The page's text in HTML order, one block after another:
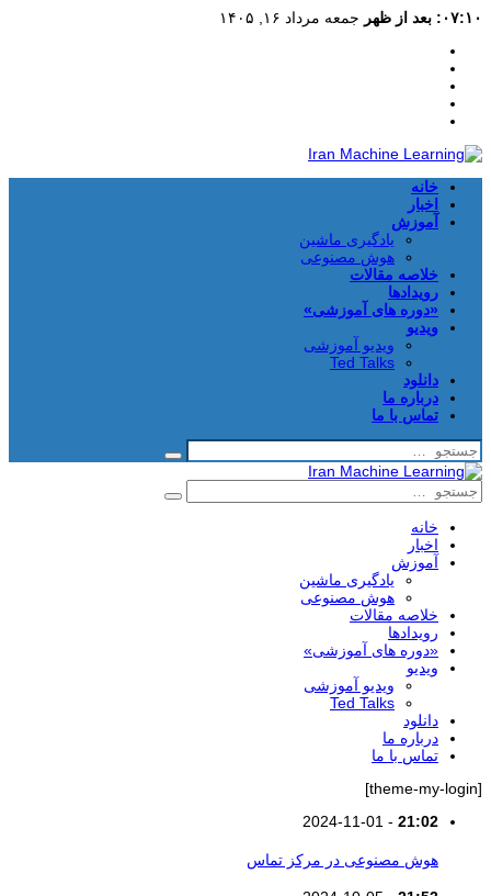
۰۷:۱۰: بعد از ظهر جمعه مرداد ۱۶, ۱۴۰۵
خانه
اخبار
آموزش
یادگیری ماشین
هوش مصنوعی
خلاصه مقالات
رویدادها
«دوره های آموزشی»
ویدیو
ویدیو آموزشی
Ted Talks
دانلود
درباره ما
تماس با ما
جستجو
جستجو
خانه
اخبار
آموزش
یادگیری ماشین
هوش مصنوعی
خلاصه مقالات
رویدادها
«دوره های آموزشی»
ویدیو
ویدیو آموزشی
Ted Talks
دانلود
درباره ما
تماس با ما
[theme-my-login]
21:02
-
2024-11-01
هوش مصنوعی در مرکز تماس